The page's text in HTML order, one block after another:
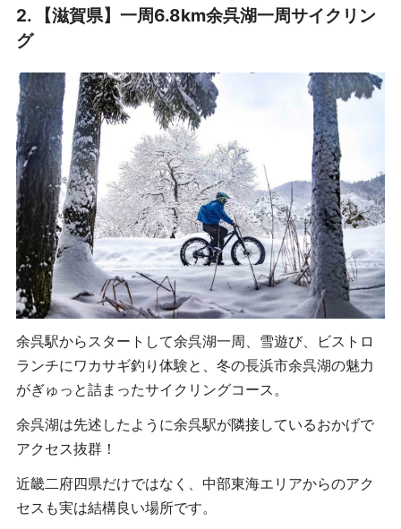
2.
【滋賀県】一周6.8km余呉湖一周サイクリン
グ
余呉駅からスタートして余呉湖一周、雪遊び、ビストロ
ランチにワカサギ釣り体験と、冬の長浜市余呉湖の魅力
がぎゅっと詰まったサイクリングコース。
余呉湖は先述したように余呉駅が隣接しているおかげで
アクセス抜群！
近畿二府四県だけではなく、中部東海エリアからのアク
セスも実は結構良い場所です。